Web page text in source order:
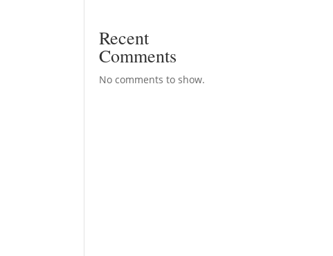
Recent
Comments
No comments to show.